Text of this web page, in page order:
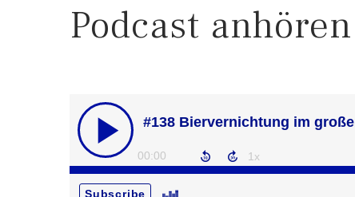
Podcast anhören